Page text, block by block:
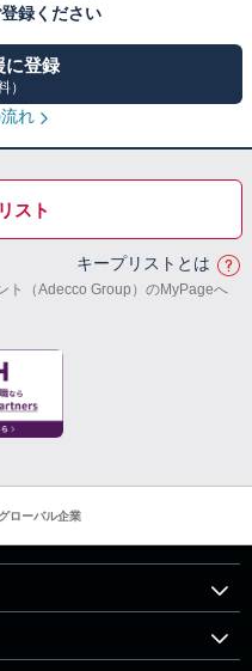
録ください
に登録
）
れ
スト
キープリストとは
ト（Adecco Group）のMyPageへ
グローバル企業